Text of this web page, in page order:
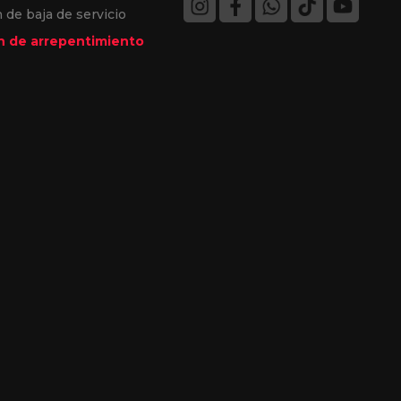
de baja de servicio
de arrepentimiento